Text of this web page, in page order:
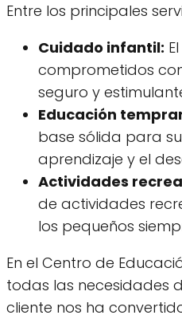
Entre los principales
Cuidado infantil:
comprometidos
seguro y
Educación
base sólida para
aprendizaje y el
Actividades
de actividades
los pequeños
En el Centro de
todas las necesidades
cliente nos ha